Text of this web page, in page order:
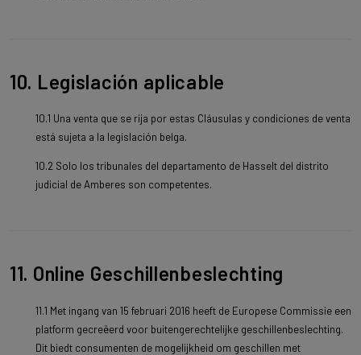
10. Legislación aplicable
10.1 Una venta que se rija por estas Cláusulas y condiciones de venta
está sujeta a la legislación belga.
10.2 Solo los tribunales del departamento de Hasselt del distrito
judicial de Amberes son competentes.
11. Online Geschillenbeslechting
11.1 Met ingang van 15 februari 2016 heeft de Europese Commissie een
platform gecreëerd voor buitengerechtelijke geschillenbeslechting.
Dit biedt consumenten de mogelijkheid om geschillen met